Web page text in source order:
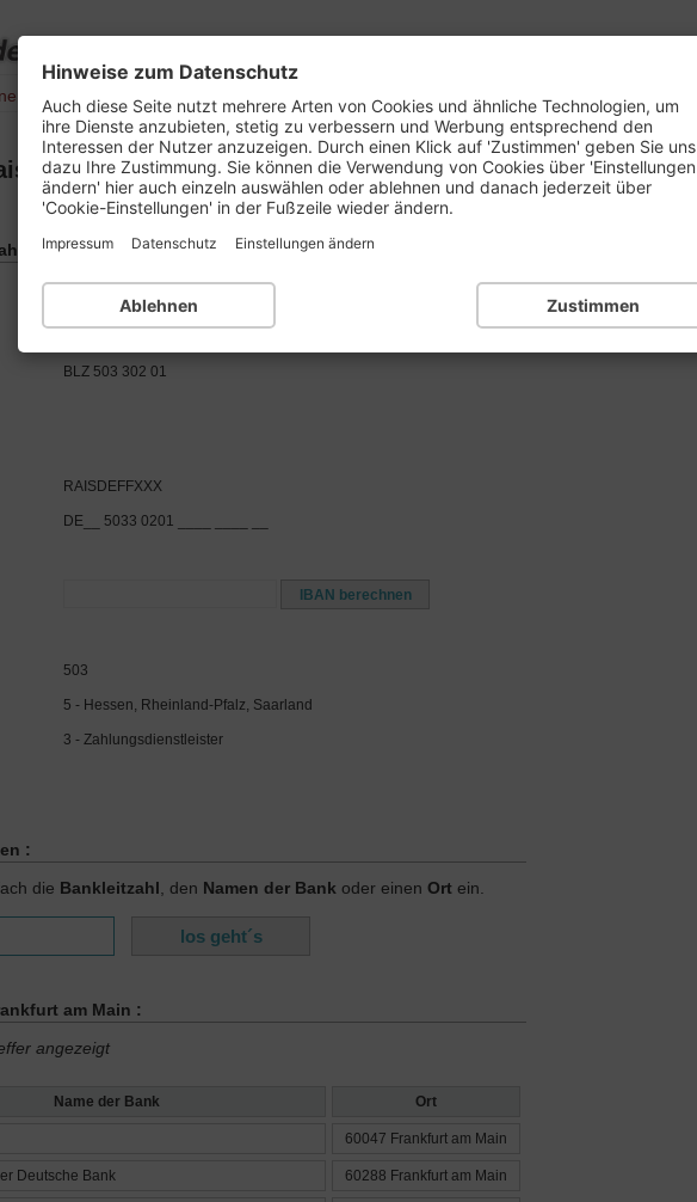
IBAN prüfen BLZ-Liste: 2.. 4.. 5.. 6..
Bank
:
Raisin Bank
BLZ 503 302 01
RAISDEFFXXX
DE__ 5033 0201 ____ ____ __
503
5 - Hessen, Rheinland-Pfalz, Saarland
3 - Zahlungsdienstleister
:
die Bankleitzahl , den Namen der Bank oder einen Ort ein.
am Main :
angezeigt
Name der Bank Ort
60047 Frankfurt am Main
Deutsche Bank 60288 Frankfurt am Main
Hinweise zum Datenschutz
Auch diese Seite nutzt mehrere Arten von Cookies und ähnliche Technologien, um
ihre Dienste anzubieten, stetig zu verbessern und Werbung entsprechend den
Interessen der Nutzer anzuzeigen. Durch einen Klick auf 'Zustimmen' geben Sie uns
dazu Ihre Zustimmung. Sie können die Verwendung von Cookies über 'Einstellungen
ändern' hier auch einzeln auswählen oder ablehnen und danach jederzeit über
'Cookie-Einstellungen' in der Fußzeile wieder ändern.
Impressum Datenschutz Einstellungen ändern
Ablehnen Zustimmen